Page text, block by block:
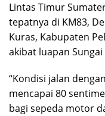
Lintas Timur
tepatnya di KM83,
Kuras, Kabupaten
akibat luapan
“Kondisi jalan
mencapai 80
bagi sepeda motor